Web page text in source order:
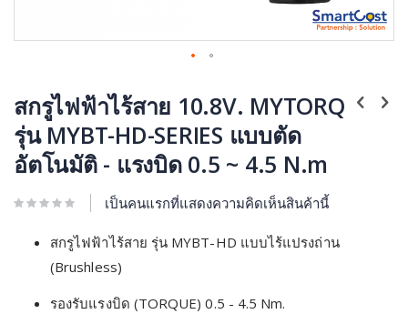
สกรูไฟฟ้าไร้สาย 10.8V. MYTORQ
รุ่น MYBT-HD-SERIES แบบตัด
อัตโนมัติ - แรงบิด 0.5 ~ 4.5 N.m
เป็นคนแรกที่แสดงความคิดเห็นสินค้านี้
สกรูไฟฟ้าไร้สาย รุ่น MYBT-HD แบบไร้แปรงถ่าน
(Brushless)
รองรับแรงบิด (TORQUE) 0.5 - 4.5 Nm.